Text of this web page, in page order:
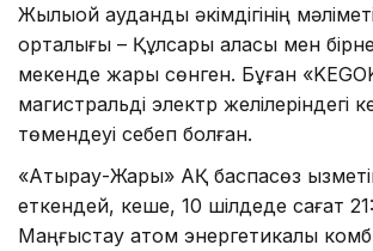
Жылыой аудандық әкімдігінің
орталығы – Құлсары қаласы мен
мекенде жарық сөнген. Бұған
магистральді электр желілеріндегі
төмендеуі себеп болған.
«Атырау-Жарық» АҚ баспасөз
еткендей, кеше, 10 шілдеде сағат
Маңғыстау атом энергетикалық